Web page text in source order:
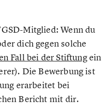
Mitglied: Wenn du
dich gegen solche
Fall bei der Stiftungein
Die Bewerbung ist
erarbeitet bei
Bericht mit dir.